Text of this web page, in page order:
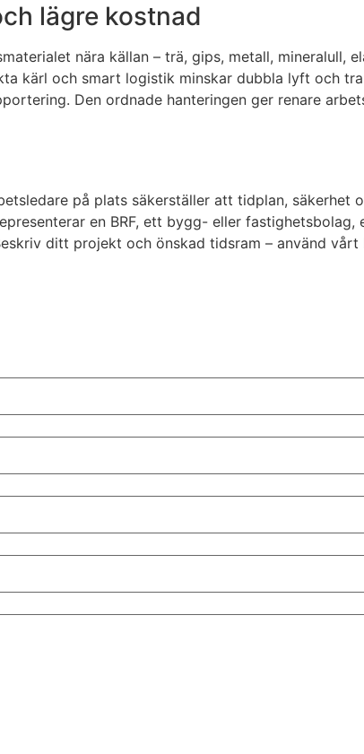
lägre kostnad
nära källan – trä, gips, metall, mineralull,
kärl och smart logistik minskar dubbla lyft och
Den ordnade hanteringen ger renare
på plats säkerställer att tidplan, säkerhet
en BRF, ett bygg- eller
ditt projekt och önskad tidsram – använd